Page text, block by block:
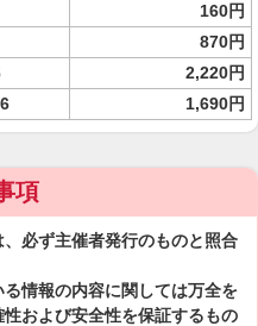
160円
870円
2,220円
1,690円
項
必ず主催者発行のものと照合
情報の内容に関しては万全を
および安全性を保証するもの